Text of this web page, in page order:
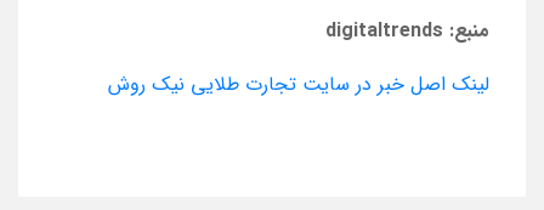
منبع: digitaltrends
لینک اصل خبر در سایت تجارت طلایی نیک روش